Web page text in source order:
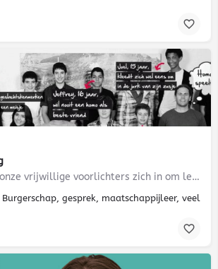
Dagelijks zetten onze vrijwillige voorlichters zich in om leerlingen voor te lichten over seksuele…
gesprek, maatschappijleer,